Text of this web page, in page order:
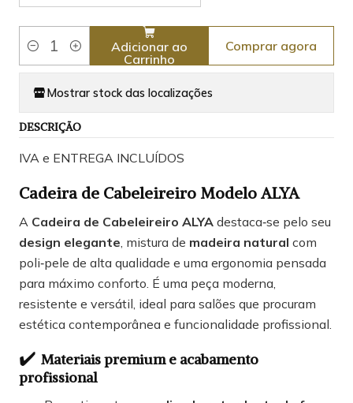
Quantidade
Adicionar ao
Carrinho
Comprar agora
Mostrar stock das localizações
DESCRIÇÃO
IVA e ENTREGA INCLUÍDOS
Cadeira de Cabeleireiro Modelo ALYA
A Cadeira de Cabeleireiro ALYA destaca‑se pelo seu
design elegante, mistura de madeira natural com
poli‑pele de alta qualidade e uma ergonomia pensada
para máximo conforto. É uma peça moderna,
resistente e versátil, ideal para salões que procuram
estética contemporânea e funcionalidade profissional.
✔️ Materiais premium e acabamento
profissional